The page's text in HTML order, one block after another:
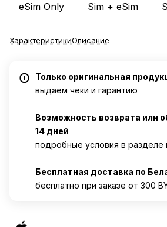
eSim Only Sim + eSim
ХарактеристикиОписание
Только оригинальная
выдаем чеки и гарантию
Возможность возврата или
14 дней
подробные условия в разделе
Бесплатная доставка по
бесплатно при заказе от 300